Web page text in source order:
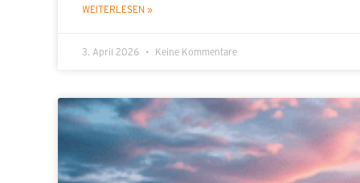
WEITERLESEN »
3. April 2026 Keine Kommentare